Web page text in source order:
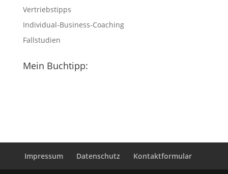
Vertriebstipps
Individual-Business-Coaching
Fallstudien
Mein Buchtipp:
Impressum Datenschutz Kontaktformular